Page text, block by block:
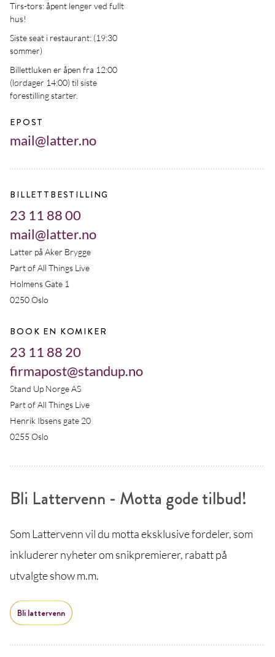
Tirs-tors: åpent lenger ved fullt
hus!
Siste seat i restaurant: (19:30
sommer)
Billettluken er åpen fra 12:00
(lørdager 14:00) til siste
forestilling starter.
EPOST
mail@latter.no
BILLETTBESTILLING
23 11 88 00
mail@latter.no
Latter på Aker Brygge
Part of All Things Live
Holmens Gate 1
0250 Oslo
BOOK EN KOMIKER
23 11 88 20
firmapost@standup.no
Stand Up Norge AS
Part of All Things Live
Henrik Ibsens gate 20
0255 Oslo
Bli Lattervenn - Motta gode tilbud!
Som Lattervenn vil du motta eksklusive fordeler, som
inkluderer nyheter om snikpremierer, rabatt på
utvalgte show m.m.
Bli lattervenn